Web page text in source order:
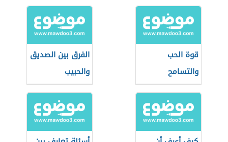
قوة الحب
والتسامح
الفرق بين الصديق
والحبيب